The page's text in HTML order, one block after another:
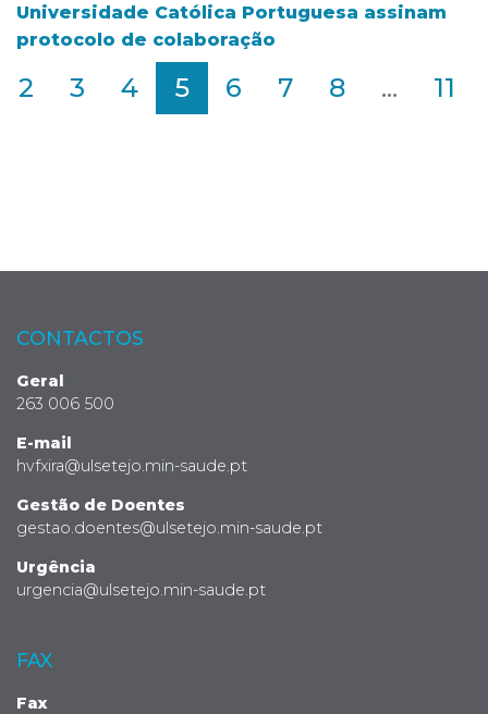
Universidade Católica Portuguesa assinam
protocolo de colaboração
2 3 4 5 6 7 8 ... 11
CONTACTOS
Geral
263 006 500
E-mail
hvfxira@ulsetejo.min-saude.pt
Gestão de Doentes
gestao.doentes@ulsetejo.min-saude.pt
Urgência
urgencia@ulsetejo.min-saude.pt
FAX
Fax